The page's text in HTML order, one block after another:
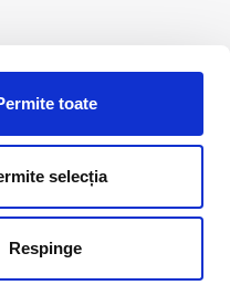
toate
selecția
Respinge
de Every Day